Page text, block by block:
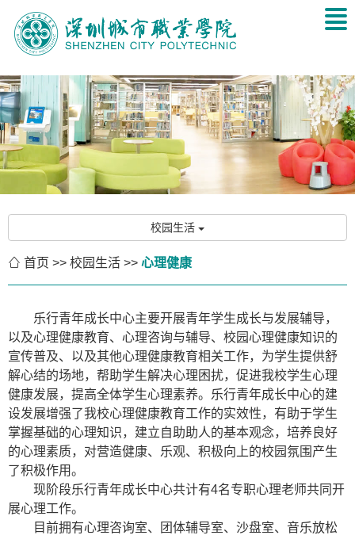
校园生活
 首页 >> 校园生活 >> 心理健康
乐行青年成长中心主要开展青年学生成长与发展辅导，
以及心理健康教育、心理咨询与辅导、校园心理健康知识的
宣传普及、以及其他心理健康教育相关工作，为学生提供舒
解心结的场地，帮助学生解决心理困扰，促进我校学生心理
健康发展，提高全体学生心理素养。乐行青年成长中心的建
设发展增强了我校心理健康教育工作的实效性，有助于学生
掌握基础的心理知识，建立自助助人的基本观念，培养良好
的心理素质，对营造健康、乐观、积极向上的校园氛围产生
了积极作用。
现阶段乐行青年成长中心共计有4名专职心理老师共同开
展心理工作。
目前拥有心理咨询室、团体辅导室、沙盘室、音乐放松